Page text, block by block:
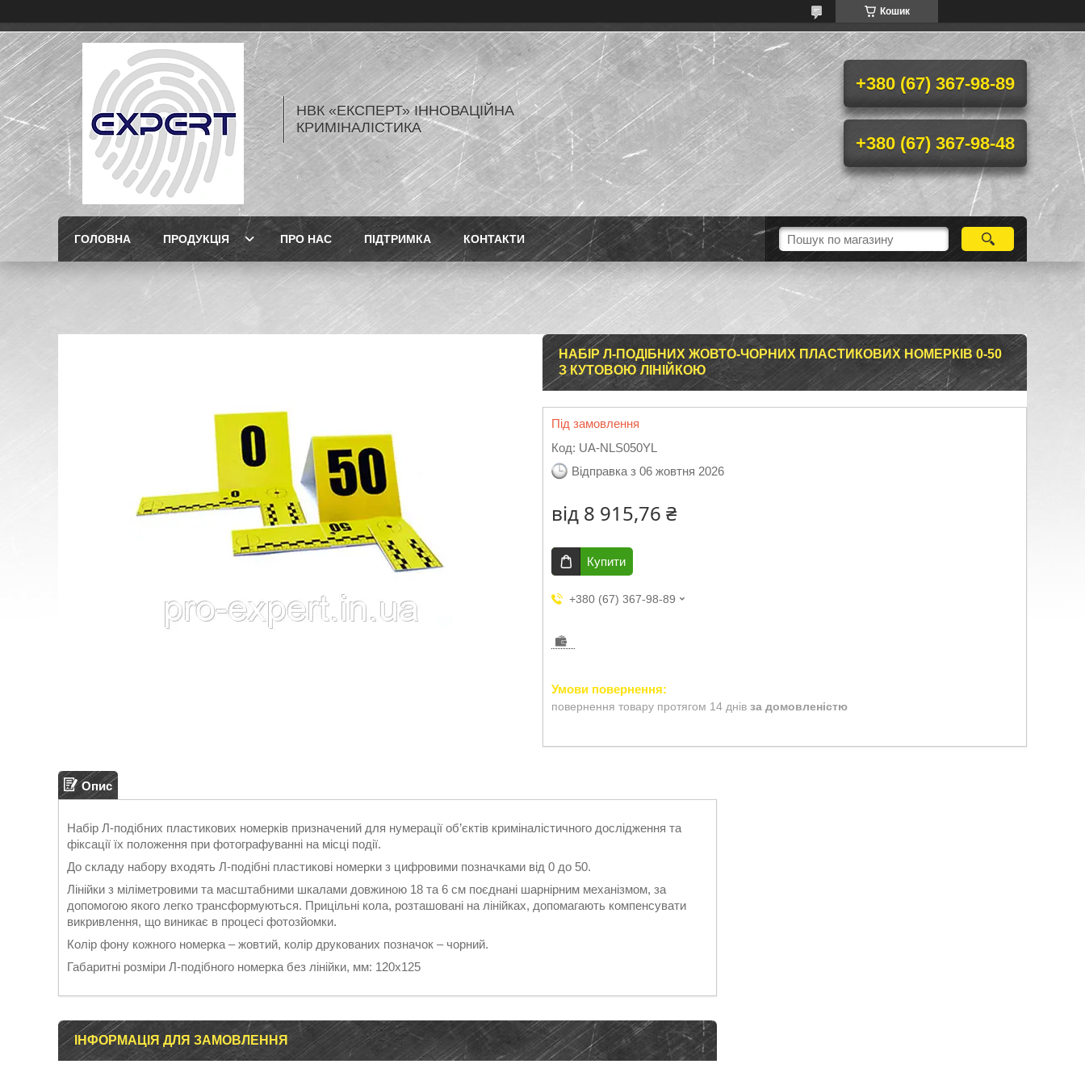
Кошик
НВК «ЕКСПЕРТ» ІННОВАЦІЙНА
КРИМІНАЛІСТИКА
+380 (67) 367-98-89
+380 (67) 367-98-48
ГОЛОВНА ПРОДУКЦІЯ ПРО НАС ПІДТРИМКА КОНТАКТИ
НАБІР Л-ПОДІБНИХ ЖОВТО-ЧОРНИХ ПЛАСТИКОВИХ НОМЕРКІВ 0-50
З КУТОВОЮ ЛІНІЙКОЮ
Під замовлення
Код: UA-NLS050YL
Відправка з 06 жовтня 2026
від 8 915,76 ₴
Купити
+380 (67) 367-98-89
повернення товару протягом 14 днів за домовленістю
Опис
Набір Л-подібних пластикових номерків призначений для нумерації об’єктів криміналістичного дослідження та
фіксації їх положення при фотографуванні на місці події.
До складу набору входять Л-подібні пластикові номерки з цифровими позначками від 0 до 50.
Лінійки з міліметровими та масштабними шкалами довжиною 18 та 6 см поєднані шарнірним механізмом, за
допомогою якого легко трансформуються. Прицільні кола, розташовані на лінійках, допомагають компенсувати
викривлення, що виникає в процесі фотозйомки.
Колір фону кожного номерка – жовтий, колір друкованих позначок – чорний.
Габаритні розміри Л-подібного номерка без лінійки, мм: 120х125
ІНФОРМАЦІЯ ДЛЯ ЗАМОВЛЕННЯ